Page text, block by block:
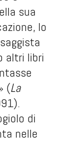
sua
lo
altri libri
(La
di
nelle